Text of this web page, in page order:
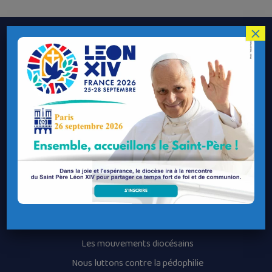
Le Diocèse de Quimper et Léon
Contacter le Diocèse
Contacter ma Paroisse
Contacter un service
Contacter une permanence
Recrutement
Horaires des messes
Nos paroisses
Les mouvements diocésains
Nous luttons contre la pédophilie
×